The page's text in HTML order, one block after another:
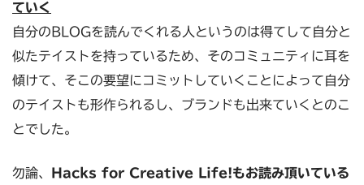
ていく
自分のBLOGを読んでくれる人というのは得てして自分と
似たテイストを持っているため、そのコミュニティに耳を
傾けて、そこの要望にコミットしていくことによって自分
のテイストも形作られるし、ブランドも出来ていくとのこ
とでした。
勿論、
Hacks for Creative Life!もお読み頂いている